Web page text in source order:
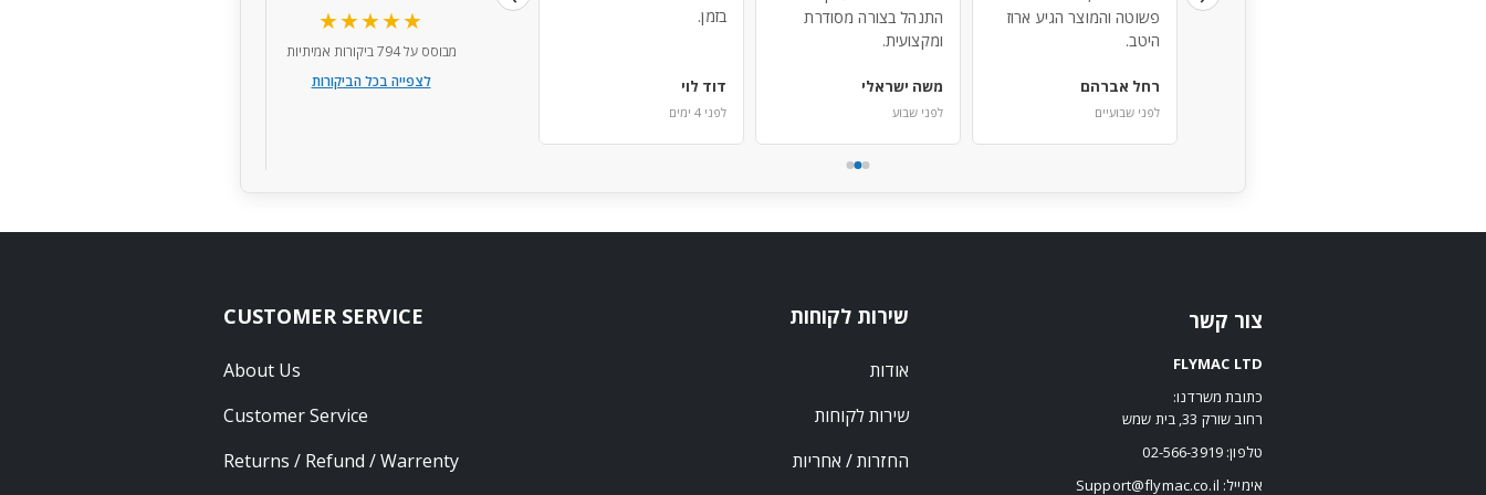
★★★★★
מבוסס על 794 ביקורות אמיתיות
לצפייה בכל הביקורות
היה מצוין.
בזמן.
דוד לוי
לפני 4 ימים
התנהל בצורה מסודרת
ומקצועית.
משה ישראלי
לפני שבוע
פשוטה והמוצר הגיע ארוז
היטב.
רחל אברהם
לפני שבועיים
צור קשר
FLYMAC LTD
כתובת משרדנו:
רחוב שורק 33, בית שמש
טלפון: 02-566-3919
אימייל: Support@flymac.co.il
שירות לקוחות
אודות
שירות לקוחות
החזרות / אחריות
CUSTOMER SERVICE
About Us
Customer Service
Returns / Refund / Warrenty